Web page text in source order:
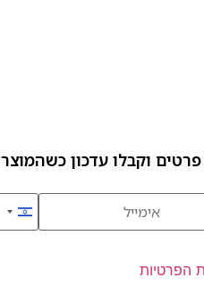
וקבלו עדכון כשהמוצר
הפרטיות